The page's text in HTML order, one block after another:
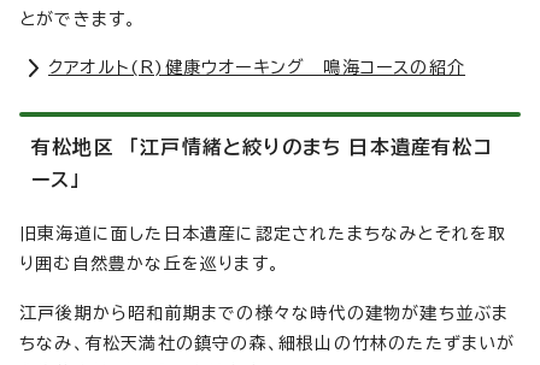
とができます。
クアオルト(R)健康ウオーキング 鳴海コースの紹介
有松地区 「江戸情緒と絞りのまち 日本遺産有松コ
ース」
旧東海道に面した日本遺産に認定されたまちなみとそれを取
り囲む自然豊かな丘を巡ります。
江戸後期から昭和前期までの様々な時代の建物が建ち並ぶま
ちなみ、有松天満社の鎮守の森、細根山の竹林のたたずまいが